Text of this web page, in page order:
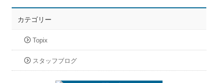
カテゴリー
Topix
スタッフブログ